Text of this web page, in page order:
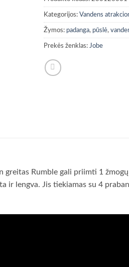
Kategorijos: Vandens
Žymos: padanga, pūslė,
Prekės ženklas: Jobe
Rumble gali priimti 1
ir lengva. Jis tiekiamas su 4